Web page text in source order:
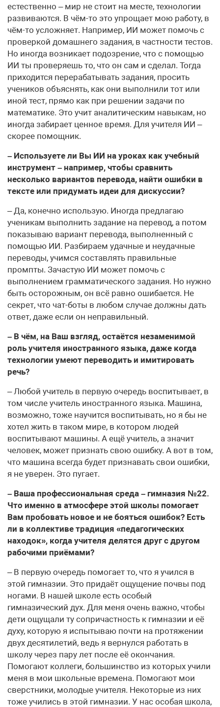
естественно – мир не стоит на месте, технологии
развиваются. В чём-то это упрощает мою работу, в
чём-то усложняет. Например, ИИ может помочь с
проверкой домашнего задания, в частности тестов.
Но иногда возникает подозрение, что с помощью
ИИ ты проверяешь то, что он сам и сделал. Тогда
приходится перерабатывать задания, просить
учеников объяснять, как они выполнили тот или
иной тест, прямо как при решении задачи по
математике. Это учит аналитическим навыкам, но
иногда забирает ценное время. Для учителя ИИ –
скорее помощник.
– Используете ли Вы ИИ на уроках как учебный
инструмент – например, чтобы сравнить
несколько вариантов перевода, найти ошибки в
тексте или придумать идеи для дискуссии?
– Да, конечно использую. Иногда предлагаю
ученикам выполнить задание на перевод, а потом
показываю вариант перевода, выполненный с
помощью ИИ. Разбираем удачные и неудачные
переводы, учимся составлять правильные
промпты. Зачастую ИИ может помочь с
выполнением грамматического задания. Но нужно
быть осторожным, он всё равно ошибается. Не
секрет, что чат-боты в любом случае должны дать
ответ, даже если он неправильный.
– В чём, на Ваш взгляд, остаётся незаменимой
роль учителя иностранного языка, даже когда
технологии умеют переводить и имитировать
речь?
– Любой учитель в первую очередь воспитывает, в
том числе учитель иностранного языка. Машина,
возможно, тоже научится воспитывать, но я бы не
хотел жить в таком мире, в котором людей
воспитывают машины. А ещё учитель, а значит
человек, может признать свою ошибку. А вот в том,
что машина всегда будет признавать свои ошибки,
я не уверен. Это пугает.
– Ваша профессиональная среда – гимназия №22.
Что именно в атмосфере этой школы помогает
Вам пробовать новое и не бояться ошибок? Есть
ли в коллективе традиция «педагогических
находок», когда учителя делятся друг с другом
рабочими приёмами?
– В первую очередь помогает то, что я учился в
этой гимназии. Это придаёт ощущение почвы под
ногами. В нашей школе есть особый
гимназический дух. Для меня очень важно, чтобы
дети ощущали ту сопричастность к гимназии и её
духу, которую я испытываю почти на протяжении
двух десятилетий, ведь я вернулся работать в
школу через пару лет после её окончания.
Помогают коллеги, большинство из которых учили
меня в мои школьные времена. Помогают мои
сверстники, молодые учителя. Некоторые из них
тоже учились в этой гимназии. У нас особая школа,